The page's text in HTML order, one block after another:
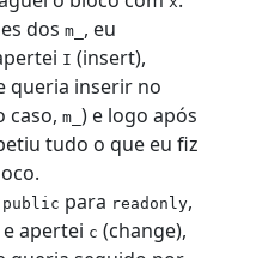
dos m_ , eu
I (insert),
queria inserir no
caso, m_ ) e logo após
tudo o que eu fiz
public para readonly,
apertei c (change),